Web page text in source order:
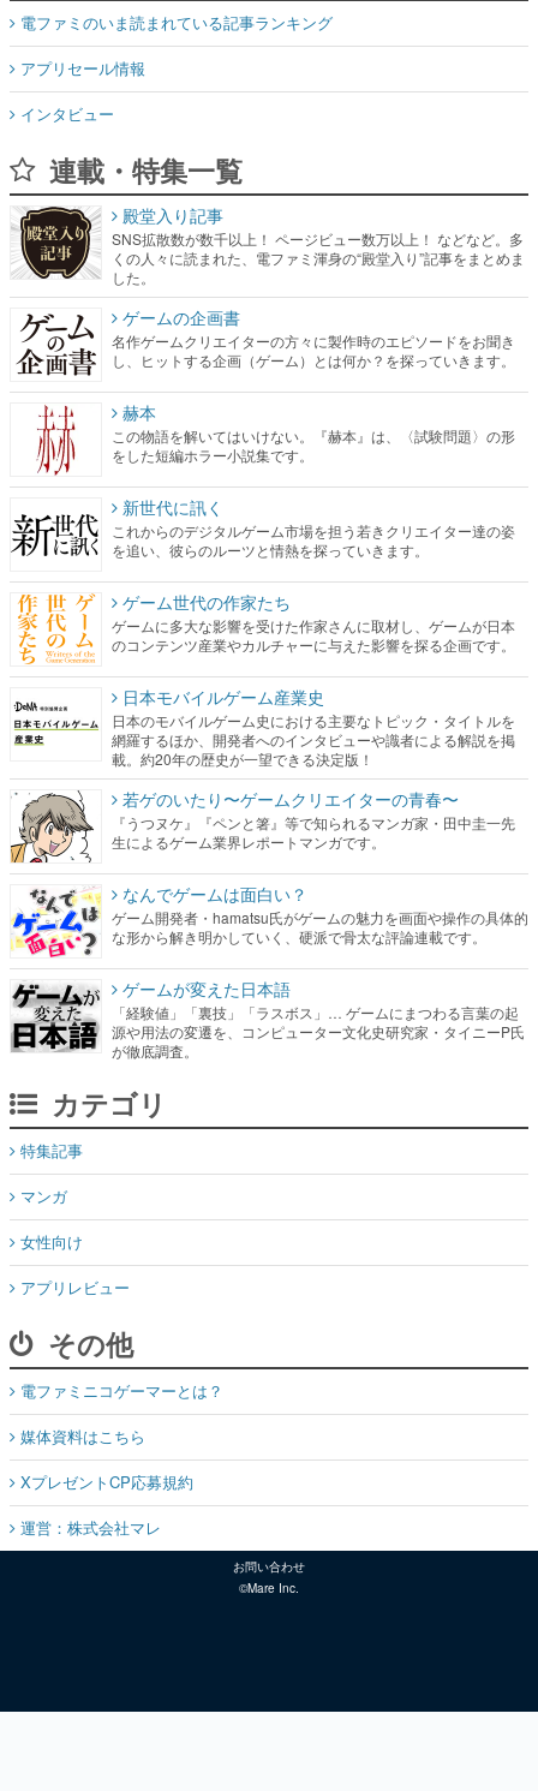
電ファミのいま読まれている記事ランキング
アプリセール情報
インタビュー
連載・特集一覧
殿堂入り記事
SNS拡散数が数千以上！ ページビュー数万以上！ などなど。多
くの人々に読まれた、電ファミ渾身の“殿堂入り”記事をまとめま
した。
ゲームの企画書
名作ゲームクリエイターの方々に製作時のエピソードをお聞き
し、ヒットする企画（ゲーム）とは何か？を探っていきます。
赫本
この物語を解いてはいけない。『赫本』は、〈試験問題〉の形
をした短編ホラー小説集です。
新世代に訊く
これからのデジタルゲーム市場を担う若きクリエイター達の姿
を追い、彼らのルーツと情熱を探っていきます。
ゲーム世代の作家たち
ゲームに多大な影響を受けた作家さんに取材し、ゲームが日本
のコンテンツ産業やカルチャーに与えた影響を探る企画です。
日本モバイルゲーム産業史
日本のモバイルゲーム史における主要なトピック・タイトルを
網羅するほか、開発者へのインタビューや識者による解説を掲
載。約20年の歴史が一望できる決定版！
若ゲのいたり〜ゲームクリエイターの青春〜
『うつヌケ』『ペンと箸』等で知られるマンガ家・田中圭一先
生によるゲーム業界レポートマンガです。
なんでゲームは面白い？
ゲーム開発者・hamatsu氏がゲームの魅力を画面や操作の具体的
な形から解き明かしていく、硬派で骨太な評論連載です。
ゲームが変えた日本語
「経験値」「裏技」「ラスボス」… ゲームにまつわる言葉の起
源や用法の変遷を、コンピューター文化史研究家・タイニーP氏
が徹底調査。
カテゴリ
特集記事
マンガ
女性向け
アプリレビュー
その他
電ファミニコゲーマーとは？
媒体資料はこちら
XプレゼントCP応募規約
運営：株式会社マレ
お問い合わせ
©Mare Inc.